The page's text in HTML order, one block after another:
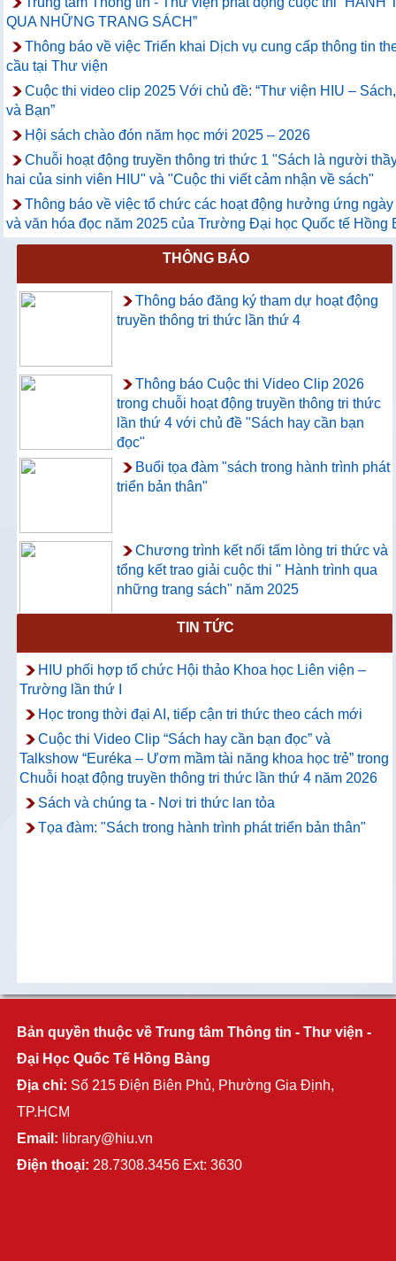
QUA NHỮNG TRANG SÁCH”
Thông báo về việc Triển khai Dịch vụ cung cấp thông tin
cầu tại Thư viện
Cuộc thi video clip 2025 Với chủ đề: “Thư viện HIU –
và Bạn”
Hội sách chào đón năm học mới 2025 – 2026
Chuỗi hoạt động truyền thông tri thức 1 "Sách là người
hai của sinh viên HIU" và "Cuộc thi viết cảm nhận về sách"
Thông báo về việc tổ chức các hoạt động hưởng ứng ngày
và văn hóa đọc năm 2025 của Trường Đại học Quốc tế Hồng
THÔNG BÁO
Thông báo đăng ký tham dự hoạt động
truyền thông tri thức lần thứ 4
Thông báo Cuộc thi Video Clip 2026
trong chuỗi hoạt động truyền thông tri thức
lần thứ 4 với chủ đề "Sách hay cần bạn
đọc"
Buổi tọa đàm "sách trong hành trình phát
triển bản thân"
Chương trình kết nối tấm lòng tri thức và
tổng kết trao giải cuộc thi " Hành trình qua
những trang sách" năm 2025
Thông báo về việc hướng dẫn truy cập
và sử dụng CSDL ProQuest Ebook
Central
TIN TỨC
HIU phối hợp tổ chức Hội thảo Khoa học Liên viện –
Trường lần thứ I
Học trong thời đại AI, tiếp cận tri thức theo cách mới
Cuộc thi Video Clip “Sách hay cần bạn đọc” và
Talkshow “Euréka – Ươm mầm tài năng khoa học trẻ” trong
Chuỗi hoạt động truyền thông tri thức lần thứ 4 năm 2026
Sách và chúng ta - Nơi tri thức lan tỏa
Tọa đàm: "Sách trong hành trình phát triển bản thân"
Bản quyền thuộc về Trung tâm Thông tin - Thư viện -
Đại Học Quốc Tế Hồng Bàng
Địa chỉ: Số 215 Điện Biên Phủ, Phường Gia Định,
TP.HCM
Email: library@hiu.vn
Điện thoại: 28.7308.3456 Ext: 3630